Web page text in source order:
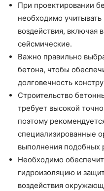
При проектировании
необходимо
воздействия, включая
сейсмические.
Важно правильно
бетона, чтобы
долговечность
Строительство
требует высокой
поэтому
специализированные
выполнения подобных
Необходимо
гидроизоляцию и
воздействия